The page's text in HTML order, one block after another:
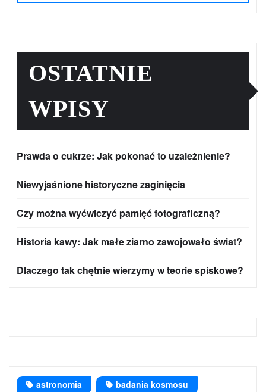
OSTATNIE
WPISY
Prawda o cukrze: Jak pokonać to uzależnienie?
Niewyjaśnione historyczne zaginięcia
Czy można wyćwiczyć pamięć fotograficzną?
Historia kawy: Jak małe ziarno zawojowało świat?
Dlaczego tak chętnie wierzymy w teorie spiskowe?
astronomia
badania kosmosu